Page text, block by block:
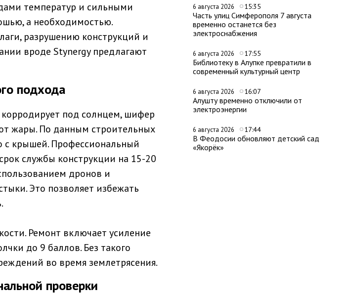
6 августа 2026 15:35
Часть улиц Симферополя 7 августа
временно останется без
электроснабжения
6 августа 2026 17:55
Библиотеку в Алупке превратили в
современный культурный центр
6 августа 2026 16:07
Алушту временно отключили от
электроэнергии
6 августа 2026 17:44
В Феодосии обновляют детский сад
«Якорёк»
температур и сильными
а необходимостью.
разрушению конструкций и
вроде Stynergy предлагают
подхода
под солнцем, шифер
от жары. По данным строительных
с крышей. Профессиональный
службы конструкции на 15-20
дронов и
Это позволяет избежать
Ремонт включает усиление
до 9 баллов. Без такого
во время землетрясения.
проверки